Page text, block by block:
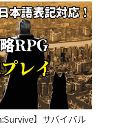
】サバイバル